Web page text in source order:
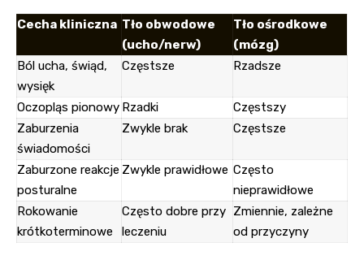
Cecha kliniczna Tło obwodowe
(ucho/nerw)
Tło ośrodkowe
(mózg)
Ból ucha, świąd,
wysięk
Częstsze Rzadsze
Oczopląs pionowy Rzadki
Częstszy
Zaburzenia
świadomości
Zwykle brak Częstsze
Zaburzone reakcje
posturalne
Zwykle prawidłowe Często
nieprawidłowe
Rokowanie
krótkoterminowe
Często dobre przy
leczeniu
Zmiennie, zależne
od przyczyny